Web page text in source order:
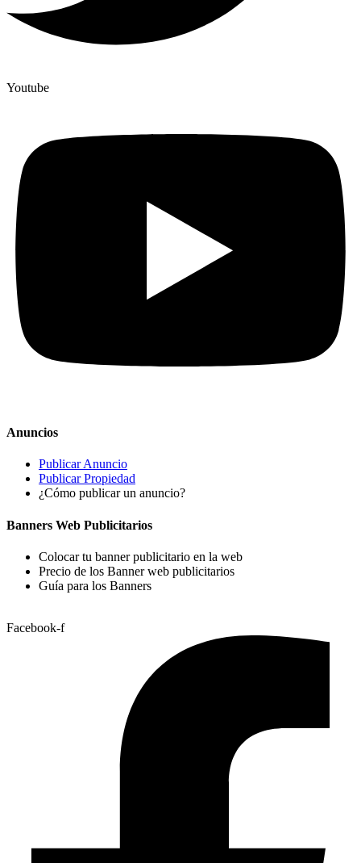
Youtube
Anuncios
Publicar Anuncio
Publicar Propiedad
¿Cómo publicar un anuncio?
Banners Web Publicitarios
Colocar tu banner publicitario en la web
Precio de los Banner web publicitarios
Guía para los Banners
Facebook-f